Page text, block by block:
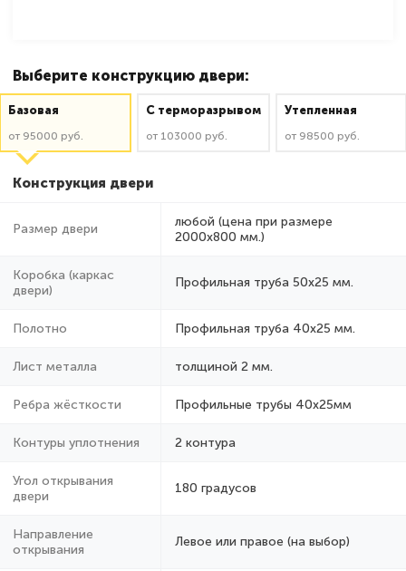
Выберите конструкцию двери:
Базовая
от 95000 руб.
C терморазрывом
от 103000 руб.
Утепленная
от 98500 руб.
Конструкция двери
Размер двери
любой (цена при размере
2000x800 мм.)
Коробка (каркас
двери)
Профильная труба 50х25 мм.
Полотно Профильная труба 40х25 мм.
Лист металла толщиной 2 мм.
Ребра жёсткости Профильные трубы 40х25мм
Контуры уплотнения 2 контура
Угол открывания
двери
180 градусов
Направление
открывания
Левое или правое (на выбор)